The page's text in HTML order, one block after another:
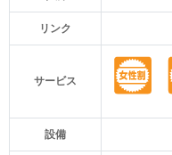
リンク
サービス
設備